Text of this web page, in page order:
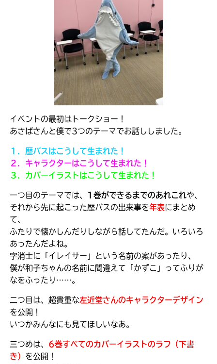
ギャラリー
自分だけの
本だなが作れる！
イベントの最初はトークショー！
あさばさんと僕で3つのテーマでお話ししました。
１．歴バスはこうして生まれた！
２．キャラクターはこうして生まれた！
３．カバーイラストはこうして生まれた！
一つ目のテーマでは、 1巻ができるまでのあれこれや、
それから先に起こった歴バスの出来事を年表にまとめ
て、
ふたりで懐かしんだりしながら話してたんだ。いろいろ
あったんだよね。
字消士に「イレイサー」という名前の案があったり、
僕が和子ちゃんの名前に間違えて「かずこ」ってふりが
なをふったり……。
二つ目は、超貴重な左近堂さんのキャラクターデザイン
を公開！
いつかみんなにも見てほしいなあ。
三つめは、 6巻すべてのカバーイラストのラフ（下書
き） を公開！